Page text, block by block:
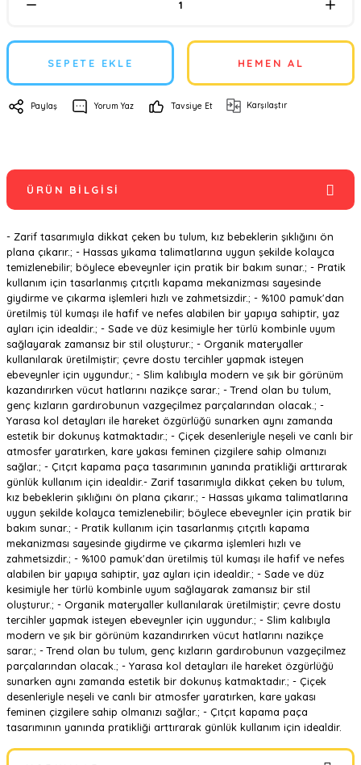
SEPETE EKLE HEMEN AL
Paylaş Yorum Yaz Tavsiye Et Karşılaştır
ÜRÜN BILGISI
- Zarif tasarımıyla dikkat çeken bu tulum, kız bebeklerin şıklığını ön
plana çıkarır.; - Hassas yıkama talimatlarına uygun şekilde kolayca
temizlenebilir; böylece ebeveynler için pratik bir bakım sunar.; - Pratik
kullanım için tasarlanmış çıtçıtlı kapama mekanizması sayesinde
giydirme ve çıkarma işlemleri hızlı ve zahmetsizdir.; - %100 pamuk'dan
üretilmiş tül kumaşı ile hafif ve nefes alabilen bir yapıya sahiptir, yaz
ayları için idealdir.; - Sade ve düz kesimiyle her türlü kombinle uyum
sağlayarak zamansız bir stil oluşturur.; - Organik materyaller
kullanılarak üretilmiştir; çevre dostu tercihler yapmak isteyen
ebeveynler için uygundur.; - Slim kalıbıyla modern ve şık bir görünüm
kazandırırken vücut hatlarını nazikçe sarar.; - Trend olan bu tulum,
genç kızların gardırobunun vazgeçilmez parçalarından olacak.; -
Yarasa kol detayları ile hareket özgürlüğü sunarken aynı zamanda
estetik bir dokunuş katmaktadır.; - Çiçek desenleriyle neşeli ve canlı bir
atmosfer yaratırken, kare yakası feminen çizgilere sahip olmanızı
sağlar.; - Çıtçıt kapama paça tasarımının yanında pratikliği arttırarak
günlük kullanım için idealdir.- Zarif tasarımıyla dikkat çeken bu tulum,
kız bebeklerin şıklığını ön plana çıkarır.; - Hassas yıkama talimatlarına
uygun şekilde kolayca temizlenebilir; böylece ebeveynler için pratik bir
bakım sunar.; - Pratik kullanım için tasarlanmış çıtçıtlı kapama
mekanizması sayesinde giydirme ve çıkarma işlemleri hızlı ve
zahmetsizdir.; - %100 pamuk'dan üretilmiş tül kumaşı ile hafif ve nefes
alabilen bir yapıya sahiptir, yaz ayları için idealdir.; - Sade ve düz
kesimiyle her türlü kombinle uyum sağlayarak zamansız bir stil
oluşturur.; - Organik materyaller kullanılarak üretilmiştir; çevre dostu
tercihler yapmak isteyen ebeveynler için uygundur.; - Slim kalıbıyla
modern ve şık bir görünüm kazandırırken vücut hatlarını nazikçe
sarar.; - Trend olan bu tulum, genç kızların gardırobunun vazgeçilmez
parçalarından olacak.; - Yarasa kol detayları ile hareket özgürlüğü
sunarken aynı zamanda estetik bir dokunuş katmaktadır.; - Çiçek
desenleriyle neşeli ve canlı bir atmosfer yaratırken, kare yakası
feminen çizgilere sahip olmanızı sağlar.; - Çıtçıt kapama paça
tasarımının yanında pratikliği arttırarak günlük kullanım için idealdir.